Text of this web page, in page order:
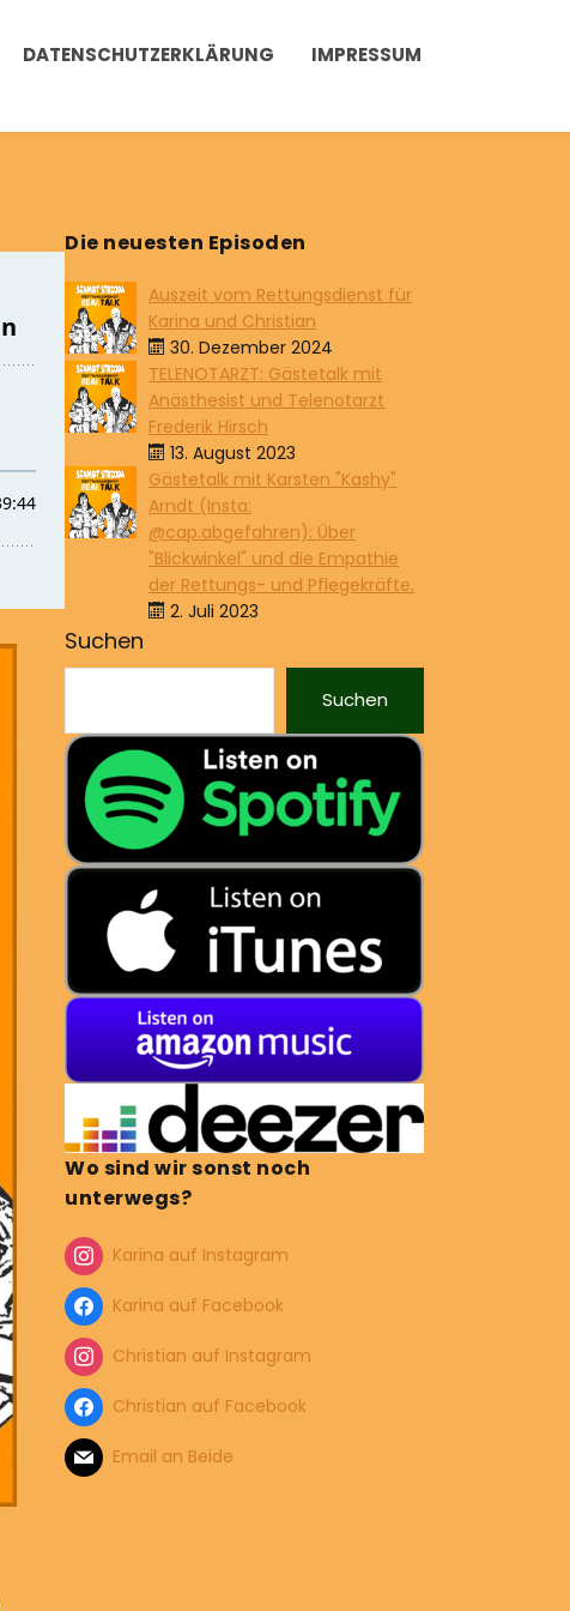
DATENSCHUTZERKLÄRUNG IMPRESSUM
Die neuesten Episoden
Auszeit vom Rettungsdienst für
Karina und Christian
30. Dezember 2024
TELENOTARZT: Gästetalk mit
Anästhesist und Telenotarzt
Frederik Hirsch
13. August 2023
Gästetalk mit Karsten "Kashy"
Arndt (Insta:
@cap.abgefahren): Über
"Blickwinkel" und die Empathie
der Rettungs- und Pflegekräfte.
2. Juli 2023
Suchen
Suchen
Wo sind wir sonst noch
unterwegs?
Karina auf Instagram
Karina auf Facebook
Christian auf Instagram
Christian auf Facebook
Email an Beide